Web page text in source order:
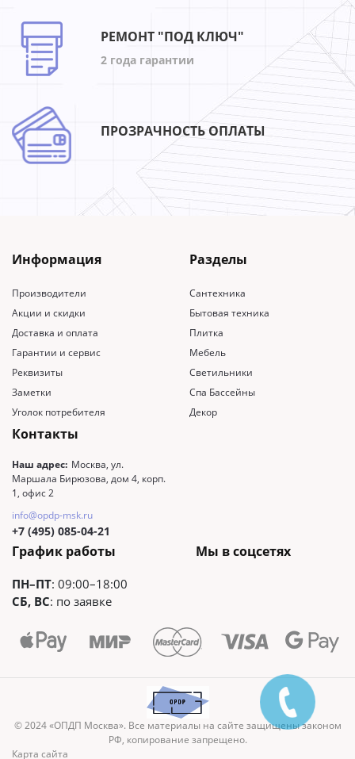
РЕМОНТ "ПОД КЛЮЧ"
2 года гарантии
ПРОЗРАЧНОСТЬ ОПЛАТЫ
Информация
Производители
Акции и скидки
Доставка и оплата
Гарантии и сервис
Реквизиты
Заметки
Уголок потребителя
Разделы
Сантехника
Бытовая техника
Плитка
Мебель
Светильники
Спа Бассейны
Декор
Контакты
Наш адрес: Москва, ул.
Маршала Бирюзова, дом 4, корп.
1, офис 2
info@opdp-msk.ru
+7 (495) 085-04-21
График работы
ПН–ПТ: 09:00–18:00
СБ, ВС: по заявке
Мы в соцсетях
© 2024 «ОПДП Москва». Все материалы на сайте защищены законом
РФ, копирование запрещено.
Карта сайта